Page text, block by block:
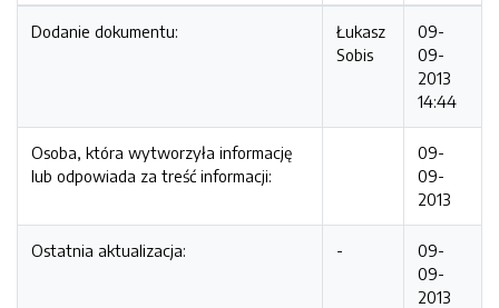
Dodanie dokumentu:
Łukasz
Sobis
09-
09-
2013
14:44
Osoba, która wytworzyła informację
lub odpowiada za treść informacji:
09-
09-
2013
Ostatnia aktualizacja: -
09-
09-
2013